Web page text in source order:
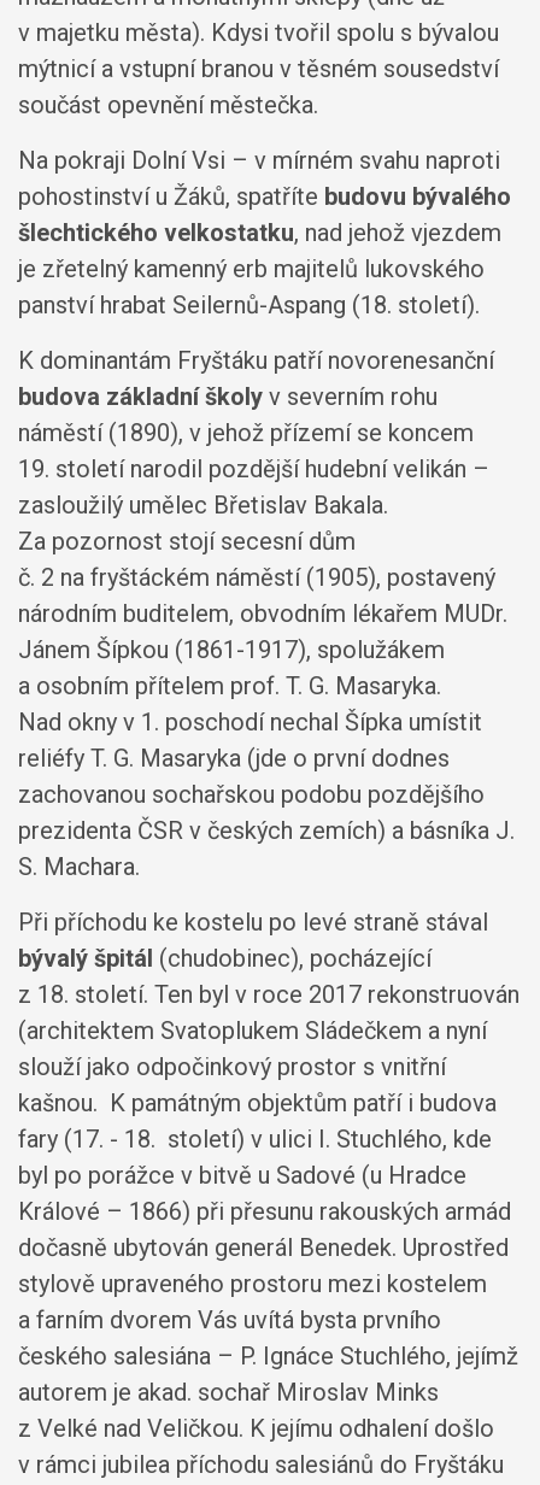
v majetku města). Kdysi tvořil spolu s bývalou
mýtnicí a vstupní branou v těsném sousedství
součást opevnění městečka.
Na pokraji Dolní Vsi – v mírném svahu naproti
pohostinství u Žáků, spatříte budovu bývalého
šlechtického velkostatku, nad jehož vjezdem
je zřetelný kamenný erb majitelů lukovského
panství hrabat Seilernů-Aspang (18. století).
K dominantám Fryštáku patří novorenesanční
budova základní školy v severním rohu
náměstí (1890), v jehož přízemí se koncem
19. století narodil pozdější hudební velikán –
zasloužilý umělec Břetislav Bakala.
Za pozornost stojí secesní dům
č. 2 na fryštáckém náměstí (1905), postavený
národním buditelem, obvodním lékařem MUDr.
Jánem Šípkou (1861-1917), spolužákem
a osobním přítelem prof. T. G. Masaryka.
Nad okny v 1. poschodí nechal Šípka umístit
reliéfy T. G. Masaryka (jde o první dodnes
zachovanou sochařskou podobu pozdějšího
prezidenta ČSR v českých zemích) a básníka J.
S. Machara.
Při příchodu ke kostelu po levé straně stával
bývalý špitál (chudobinec), pocházející
z 18. století. Ten byl v roce 2017 rekonstruován
(architektem Svatoplukem Sládečkem a nyní
slouží jako odpočinkový prostor s vnitřní
kašnou. K památným objektům patří i budova
fary (17. - 18. století) v ulici I. Stuchlého, kde
byl po porážce v bitvě u Sadové (u Hradce
Králové – 1866) při přesunu rakouských armád
dočasně ubytován generál Benedek. Uprostřed
stylově upraveného prostoru mezi kostelem
a farním dvorem Vás uvítá bysta prvního
českého salesiána – P. Ignáce Stuchlého, jejímž
autorem je akad. sochař Miroslav Minks
z Velké nad Veličkou. K jejímu odhalení došlo
v rámci jubilea příchodu salesiánů do Fryštáku